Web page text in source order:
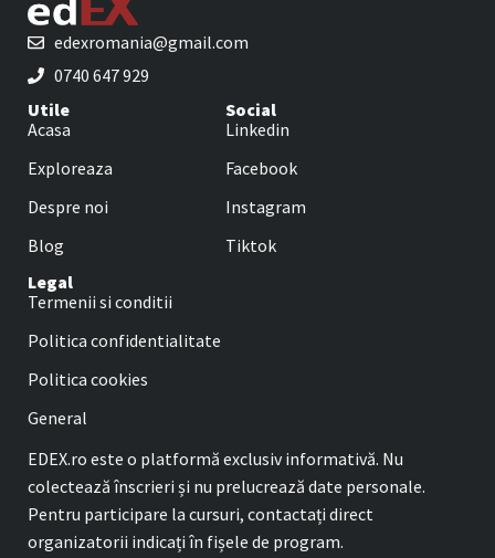
edexromania@gmail.com
0740 647 929
Utile
Acasa
Exploreaza
Despre noi
Blog
Social
Linkedin
Facebook
Instagram
Tiktok
Legal
Termenii si conditii
Politica confidentialitate
Politica cookies
General
EDEX.ro este o platformă exclusiv informativă. Nu
colectează înscrieri și nu prelucrează date personale.
Pentru participare la cursuri, contactați direct
organizatorii indicați în fișele de program.